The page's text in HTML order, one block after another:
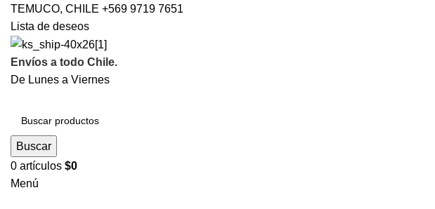
TEMUCO, CHILE +569 9719 7651
Lista de deseos
Envíos a todo Chile.
De Lunes a Viernes
Buscar
0 artículos $0
Menú